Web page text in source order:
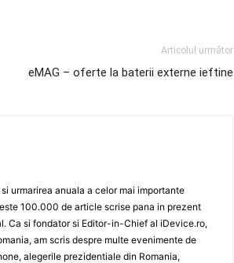
Articolul următor
eMAG – oferte la baterii externe ieftine
urmarirea anuala a celor mai importante
100.000 de article scrise pana in prezent
Ca si fondator si Editor-in-Chief al iDevice.ro,
am scris despre multe evenimente de
alegerile prezidentiale din Romania,